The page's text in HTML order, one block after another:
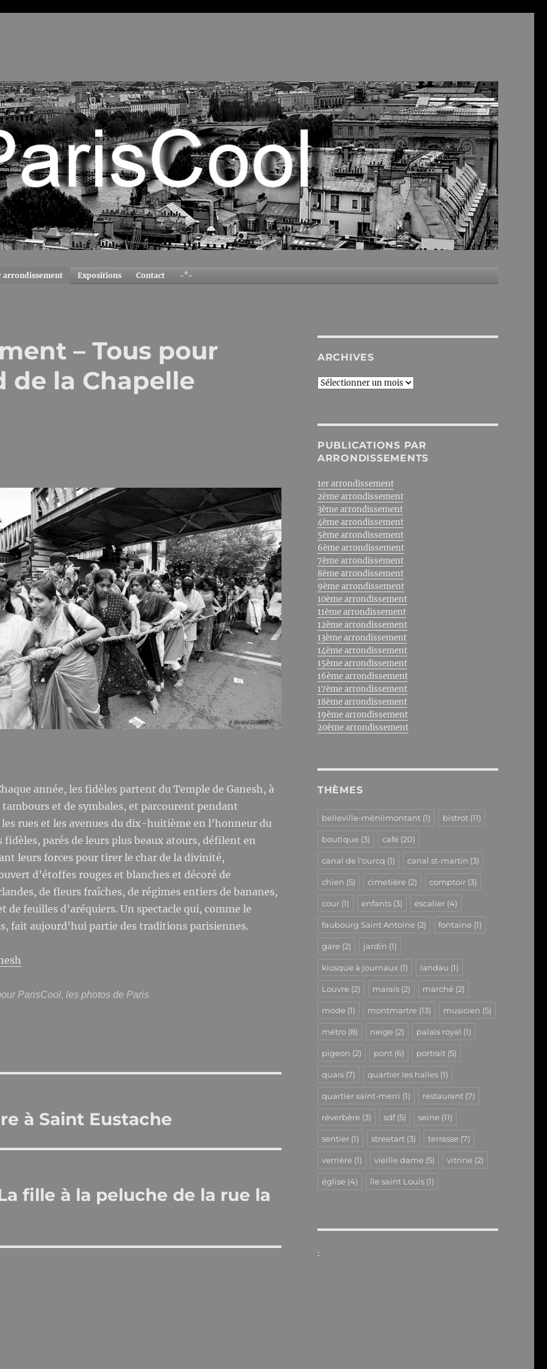
arrondissement Expositions Contact -°-
– Tous pour
de la Chapelle
année, les fidèles partent du Temple de Ganesh, à
et de symbales, et parcourent pendant
rues et les avenues du dix-huitième en l’honneur du
fidèles, parés de leurs plus beaux atours, défilent en
leurs forces pour tirer le char de la divinité,
d’étoffes rouges et blanches et décoré de
de fleurs fraîches, de régimes entiers de bananes,
de feuilles d’aréquiers. Un spectacle qui, comme le
fait aujourd’hui partie des traditions parisiennes.
ParisCool, les photos de Paris
à Saint Eustache
fille à la peluche de la rue la
ARCHIVES
Archives
PUBLICATIONS PAR
ARRONDISSEMENTS
1er arrondissement
2ème arrondissement
3ème arrondissement
4ème arrondissement
5ème arrondissement
6ème arrondissement
7ème arrondissement
8ème arrondissement
9ème arrondissement
10ème arrondissement
11ème arrondissement
12ème arrondissement
13ème arrondissement
14ème arrondissement
15ème arrondissement
16ème arrondissement
17ème arrondissement
18ème arrondissement
19ème arrondissement
20ème arrondissement
THÈMES
belleville-ménilmontant(1) bistrot(11)
boutique (3) café (20)
canal de l'ourcq (1) canal st-martin (3)
chien (5) cimetière (2) comptoir(3)
cour(1) enfants(3) escalier(4)
faubourg Saint Antoine (2) fontaine (1)
gare (2) jardin (1)
kiosque à journaux (1) landau (1)
Louvre (2) marais(2) marché (2)
mode (1) montmartre (13) musicien (5)
métro(8) neige (2) palais royal (1)
pigeon (2) pont(6) portrait(5)
quais(7) quartier les halles(1)
quartier saint-merri (1) restaurant(7)
réverbère (3) sdf(5) seine (11)
sentier(1) streetart(3) terrasse (7)
verrière (1) vieille dame (5) vitrine (2)
église (4) île saint Louis(1)
.